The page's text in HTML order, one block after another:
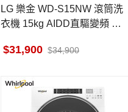
LG 樂金 WD-S15NW 滾筒洗
衣機 15kg AIDD直驅變頻 蒸
31,900 34,900